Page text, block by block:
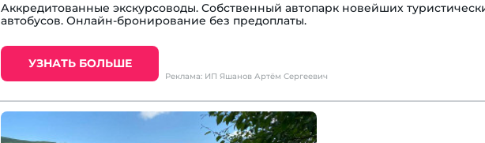
Аккредитованные экскурсоводы. Собственный автопарк новейших
автобусов. Онлайн-бронирование без предоплаты.
УЗНАТЬ БОЛЬШЕ
Реклама: ИП Яшанов Артём Сергеевич